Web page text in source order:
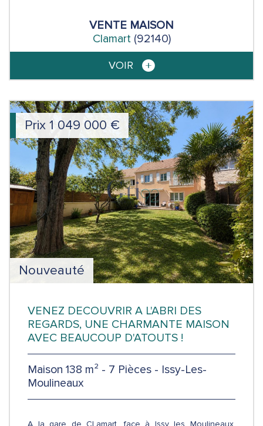
VENTE MAISON
Clamart (92140)
VOIR
Nouveauté
Prix 1 049 000 €
VENEZ DECOUVRIR A L'ABRI DES
REGARDS, UNE CHARMANTE MAISON
AVEC BEAUCOUP D'ATOUTS !
Maison 138 m² - 7 Pièces - Issy-Les-
Moulineaux
A la gare de CLamart, face à Issy les Moulineaux,